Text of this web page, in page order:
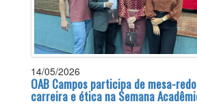
14/05/2026
OAB Campos participa de mesa-
carreira e ética na Semana